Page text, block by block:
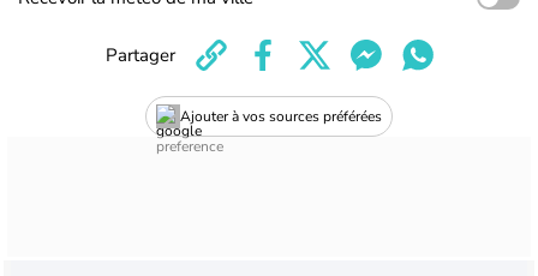
Ajouter à vos sources préférées
Partager